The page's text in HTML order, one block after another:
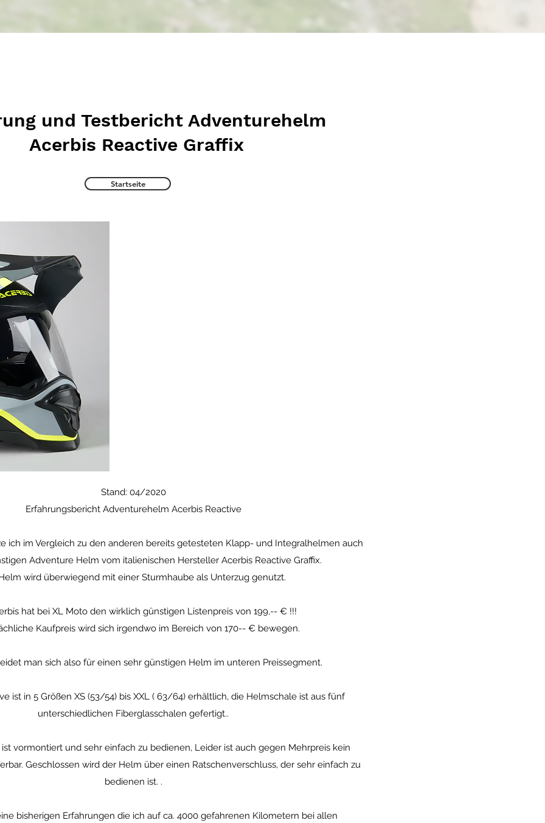
und Testbericht Adventurehelm
Acerbis Reactive Graffix
Startseite
Stand: 04/2020
Erfahrungsbericht Adventurehelm Acerbis Reactive
ich im Vergleich zu den anderen bereits getesteten Klapp- und Integralhelmen auch
Adventure Helm vom italienischen Hersteller Acerbis Reactive Graffix.
wird überwiegend mit einer Sturmhaube als Unterzug genutzt.
hat bei XL Moto den wirklich günstigen Listenpreis von 199,-- € !!!
Kaufpreis wird sich irgendwo im Bereich von 170-- € bewegen.
man sich also für einen sehr günstigen Helm im unteren Preissegment.
ist in 5 Größen XS (53/54) bis XXL ( 63/64) erhältlich, die Helmschale ist aus fünf
unterschiedlichen Fiberglasschalen gefertigt..
vormontiert und sehr einfach zu bedienen, Leider ist auch gegen Mehrpreis kein
Geschlossen wird der Helm über einen Ratschenverschluss, der sehr einfach zu
bedienen ist. .
bisherigen Erfahrungen die ich auf ca. 4000 gefahrenen Kilometern bei allen